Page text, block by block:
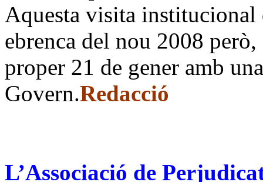
Aquesta visita institucional
ebrenca del nou 2008
proper 21 de gener amb
Govern.Redacció
L’Associació de